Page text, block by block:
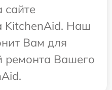
сайте
KitchenAid. Наш
Вам для
ремонта Вашего